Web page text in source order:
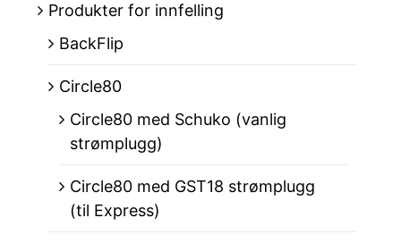
Produkter for innfelling
BackFlip
Circle80
Circle80 med Schuko (vanlig
strømplugg)
Circle80 med GST18 strømplugg
(til Express)